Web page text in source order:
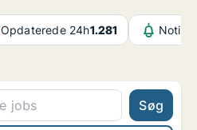
Opdaterede 24h1.281
Søg